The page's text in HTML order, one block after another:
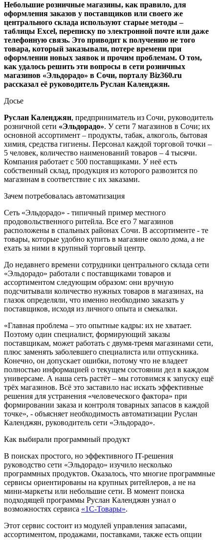
Небольшие розничные магазины, как правило, для
оформления заказов у поставщиков или своего же
центрального склада используют старые методы –
таблицы Excel, переписку по электронной почте или даже
телефонную связь. Это приводит к получению не того
товара, который заказывали, потере времени при
оформлении новых заявок и прочим проблемам. О том,
как удалось решить эти вопросы в сети розничных
магазинов «Эльдорадо» в Сочи, порталу Biz360.ru
рассказал её руководитель Руслан Календжян.
Досье
Руслан Календжян, предприниматель из Сочи, руководитель
розничной сети «Эльдорадо». У сети 7 магазинов в Сочи; их
основной ассортимент – продукты, табак, алкоголь, бытовая
химия, средства гигиены. Персонал каждой торговой точки –
5 человек, количество наименований товаров – 4 тысячи.
Компания работает с 500 поставщиками. У неё есть
собственный склад, продукция из которого развозится по
магазинам в соответствие с их заказами.
Зачем потребовалась автоматизация
Сеть «Эльдорадо» - типичный пример местного
продовольственного ритейла. Все его 7 магазинов
расположены в спальных районах Сочи. В ассортименте - те
товары, которые удобно купить в магазине около дома, а не
ехать за ними в крупный торговый центр.
До недавнего времени сотрудники центрального склада сети
«Эльдорадо» работали с поставщиками товаров и
ассортиментом следующим образом: они вручную
подсчитывали количество нужных товаров в магазинах, на
глазок определяли, что именно необходимо заказать у
поставщиков, исходя из личного опыта и смекалки.
«Главная проблема – это опытные кадры: их не хватает.
Поэтому один специалист, формирующий заказы
поставщикам, может работать с двумя-тремя магазинами сети,
плюс заменять заболевшего специалиста или отпускника.
Конечно, он допускает ошибки, потому что не владеет
полностью информацией о текущем состоянии дел в каждом
универсаме. А наша сеть растёт – мы готовимся к запуску ещё
трёх магазинов. Всё это заставило нас искать эффективные
решения для устранения «человеческого фактора» при
формировании заказа и контроля товарных запасов в каждой
точке», - объясняет необходимость автоматизации Руслан
Календжян, руководитель сети «Эльдорадо».
Как выбирали программный продукт
В поисках простого, но эффективного IT-решения
руководство сети «Эльдорадо» изучило несколько
программных продуктов. Оказалось, что многие программные
сервисы ориентированы на крупных ритейлеров, а не на
мини-маркеты или небольшие сети. В момент поиска
подходящей программы Руслан Календжян узнал о
возможностях сервиса «1С-Товары».
Этот сервис состоит из модулей управления запасами,
ассортиментом, продажами, поставками, также есть опции